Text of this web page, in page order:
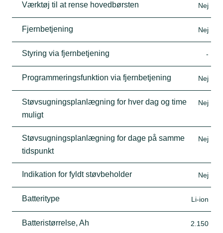
Værktøj til at rense hovedbørsten Nej
Fjernbetjening Nej
Styring via fjernbetjening -
Programmeringsfunktion via fjernbetjening Nej
Støvsugningsplanlægning for hver dag og time
muligt
Nej
Støvsugningsplanlægning for dage på samme
tidspunkt
Nej
Indikation for fyldt støvbeholder Nej
Batteritype Li-ion
Batteristørrelse, Ah 2.150